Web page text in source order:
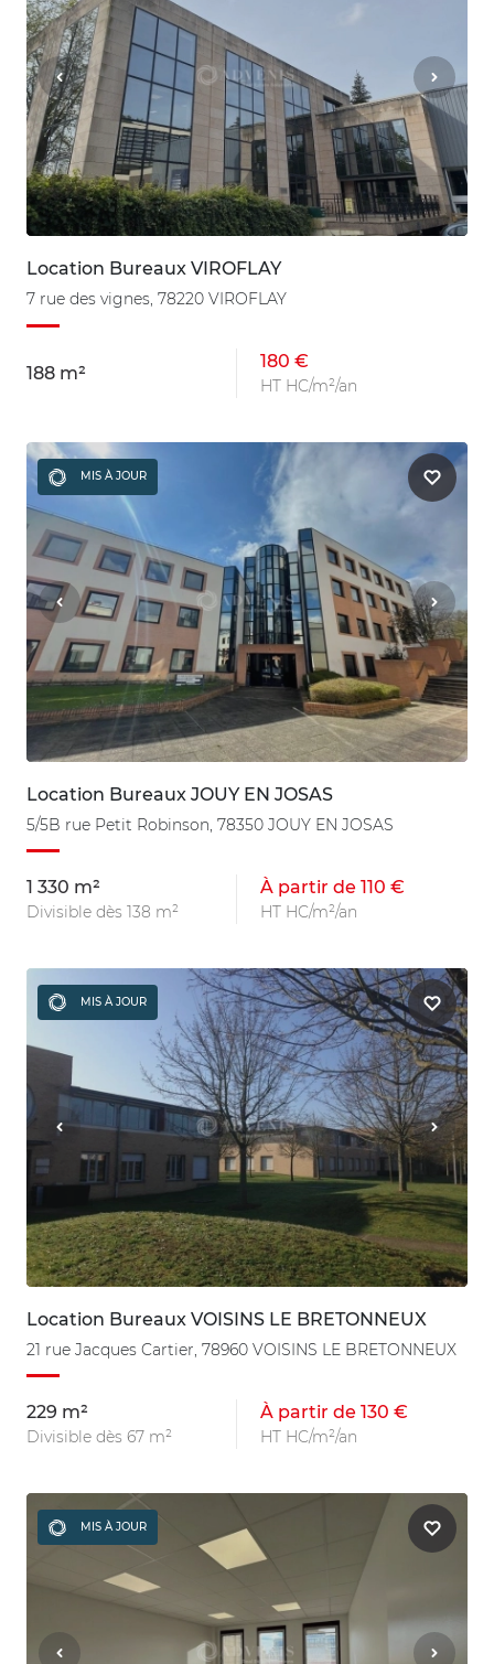
Location Bureaux VIROFLAY
7 rue des vignes, 78220 VIROFLAY
188 m²
180 €
HT HC/m²/an
MIS À JOUR
Location Bureaux JOUY EN JOSAS
5/5B rue Petit Robinson, 78350 JOUY EN JOSAS
1 330 m²
Divisible dès 138 m²
À partir de 110 €
HT HC/m²/an
MIS À JOUR
Location Bureaux VOISINS LE BRETONNEUX
21 rue Jacques Cartier, 78960 VOISINS LE BRETONNEUX
229 m²
Divisible dès 67 m²
À partir de 130 €
HT HC/m²/an
MIS À JOUR